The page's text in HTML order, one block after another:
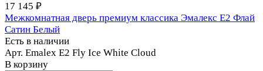
17 145 ₽
Межкомнатная дверь премиум классика Эмалекс E2 Флай
Сатин Белый
Есть в наличии
Арт. Emalex E2 Fly Ice White Cloud
В корзину